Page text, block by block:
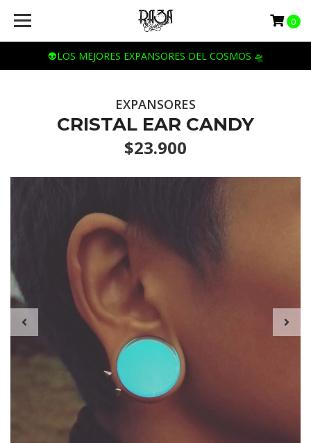
👽LOS MEJORES EXPANSORES DEL COSMOS 🛸
0
EXPANSORES
CRISTAL EAR CANDY
$23.900